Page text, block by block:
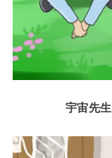
宇宙先